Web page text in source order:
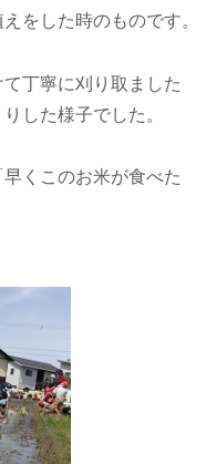
をした時のものです。
丁寧に刈り取ました
した様子でした。
くこのお米が食べた